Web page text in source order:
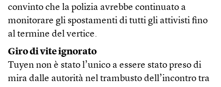
convinto che la polizia avrebbe continuato a
monitorare gli spostamenti di tutti gli attivisti fino
al termine del vertice.
Giro di vite ignorato
Tuyen non è stato l’unico a essere stato preso di
mira dalle autorità nel trambusto dell’incontro tra